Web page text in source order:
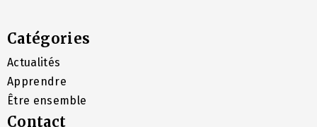
Catégories
Actualités
Apprendre
Être ensemble
Contact